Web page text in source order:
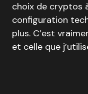
choix de cryptos
configuration
plus. C’est
et celle que